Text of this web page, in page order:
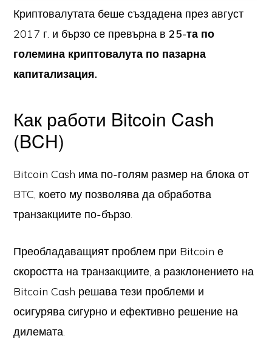
Криптовалутата беше създадена през август
2017 г. и бързо се превърна в25-та по
големина криптовалута по пазарна
капитализация.
Как работи Bitcoin Cash
(BCH)
Bitcoin Cash има по-голям размер на блока от
BTC, което му позволява да обработва
транзакциите по-бързо.
Преобладаващият проблем при Bitcoin е
скоростта на транзакциите, а разклонението на
Bitcoin Cash решава тези проблеми и
осигурява сигурно и ефективно решение на
дилемата.